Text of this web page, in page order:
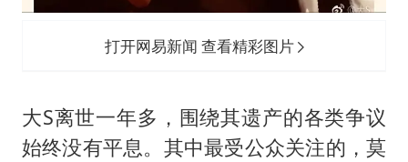
打开网易新闻 查看精彩图片
大S离世一年多，围绕其遗产的各类争议
始终没有平息。其中最受公众关注的，莫